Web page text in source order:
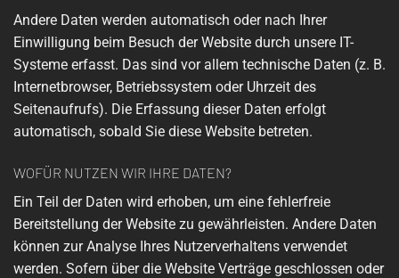
Andere Daten werden automatisch oder nach Ihrer
Einwilligung beim Besuch der Website durch unsere IT-
Systeme erfasst. Das sind vor allem technische Daten (z. B.
Internetbrowser, Betriebssystem oder Uhrzeit des
Seitenaufrufs). Die Erfassung dieser Daten erfolgt
automatisch, sobald Sie diese Website betreten.
WOFÜR NUTZEN WIR IHRE DATEN?
Ein Teil der Daten wird erhoben, um eine fehlerfreie
Bereitstellung der Website zu gewährleisten. Andere Daten
können zur Analyse Ihres Nutzerverhaltens verwendet
werden. Sofern über die Website Verträge geschlossen oder